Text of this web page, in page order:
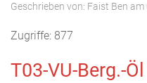
Geschrieben von: Faist Ben am
Zugriffe: 877
T03-VU-Berg.-